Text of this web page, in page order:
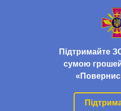
Підтримайте
сумою